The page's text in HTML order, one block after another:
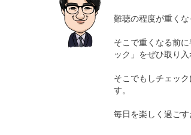
難聴の程度が重く
そこで重くなる前
ック」をぜひ取り
そこでもしチェッ
す。
毎日を楽しく過ご